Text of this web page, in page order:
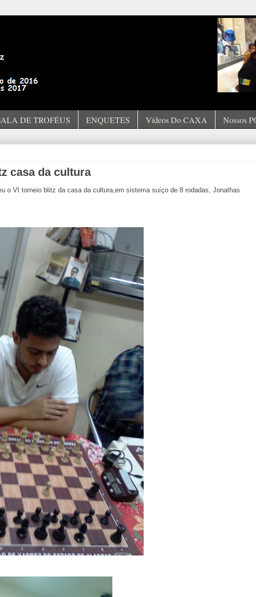
DE TROFÉUS ENQUETES Vídeos Do CAXA Nossos
casa da cultura
o VI torneio blitz da casa da cultura,em sistema suíço de 8 rodadas, Jonathas